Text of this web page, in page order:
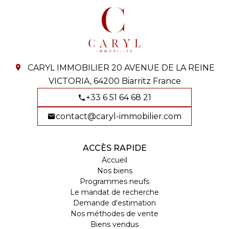
CARYL IMMOBILIER 20 AVENUE DE LA REINE
VICTORIA, 64200 Biarritz France
+33 6 51 64 68 21
contact@caryl-immobilier.com
ACCÈS RAPIDE
Accueil
Nos biens
Programmes neufs
Le mandat de recherche
Demande d'estimation
Nos méthodes de vente
Biens vendus